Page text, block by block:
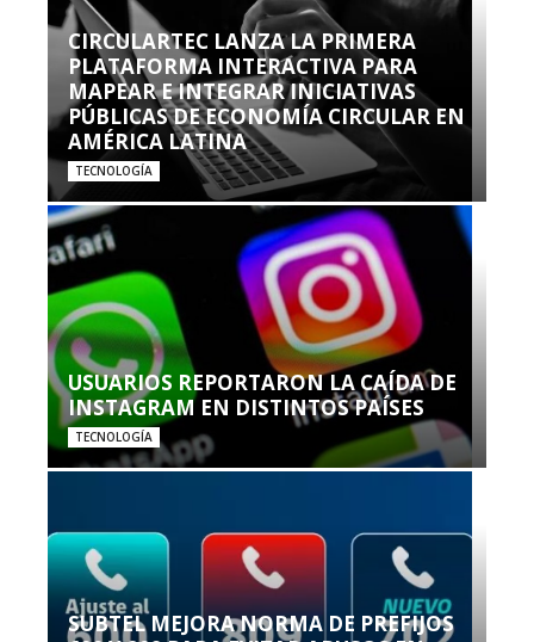
CIRCULARTEC LANZA LA PRIMERA
PLATAFORMA INTERACTIVA PARA
MAPEAR E INTEGRAR INICIATIVAS
PÚBLICAS DE ECONOMÍA CIRCULAR EN
AMÉRICA LATINA
TECNOLOGÍA
USUARIOS REPORTARON LA CAÍDA DE
INSTAGRAM EN DISTINTOS PAÍSES
TECNOLOGÍA
SUBTEL MEJORA NORMA DE PREFIJOS